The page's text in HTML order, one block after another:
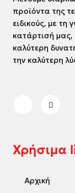
προϊόντα της
ειδικούς, με τη
κατάρτισή
καλύτερη
την καλύτερη
Χρήσιμα
Αρχική